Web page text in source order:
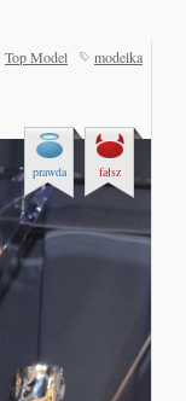
Top Model modelka
prawda fałsz